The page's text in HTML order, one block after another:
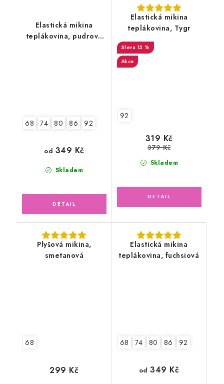
Elastická mikina
teplákovina, pudrově
68 74 80 86 92
Skladem
od 349 Kč
Elastická mikina
teplákovina, Tygr
15 %
Akce
92
Skladem
319 Kč
379 Kč
Plyšová mikina,
smetanová
68
299 Kč
Elastická mikina
teplákovina, fuchsiová
68 74 80 86 92
od 349 Kč